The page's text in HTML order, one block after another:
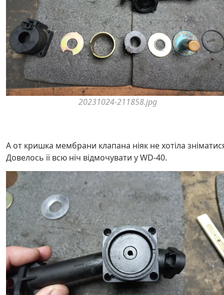
20231024-211858.jpg
А от кришка мембрани клапана ніяк не хотіла
Довелось її всю ніч відмочувати у WD-40.